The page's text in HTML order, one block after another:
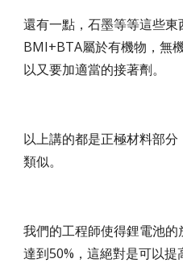
還有一點，石墨等等這些東
BMI+BTA屬於有機物，無
以又要加適當的接著劑。
以上講的都是正極材料部
類似。
我們的工程師使得鋰電池
達到50%，這絕對是可以